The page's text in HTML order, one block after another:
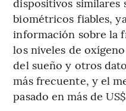
biométricos fiables,
información sobre la
los niveles de
del sueño y otros
más frecuente, y el
pasado en más de